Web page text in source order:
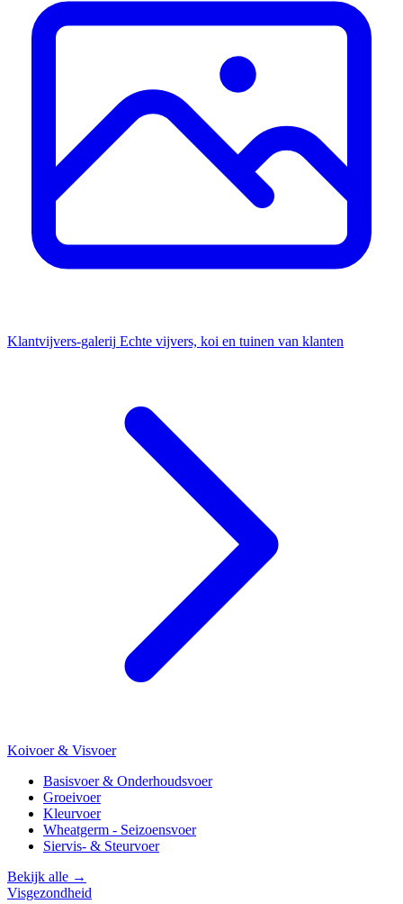
Klantvijvers-galerij Echte vijvers, koi en tuinen van klanten
Koivoer & Visvoer
Basisvoer & Onderhoudsvoer
Groeivoer
Kleurvoer
Wheatgerm - Seizoensvoer
Siervis- & Steurvoer
Bekijk alle →
Visgezondheid